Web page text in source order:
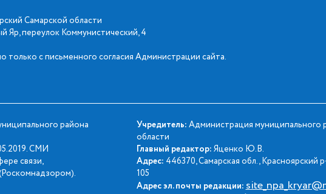
Самарской области
Яр, переулок Коммунистический, 4
с письменного согласия Администрации сайта.
района
СМИ
связи,
Учредитель: Администрация муниципального
области
Главный редактор: Яценко Ю.В.
Адрес: 446370, Самарская обл., Красноярский
105
Адрес эл. почты редакции: